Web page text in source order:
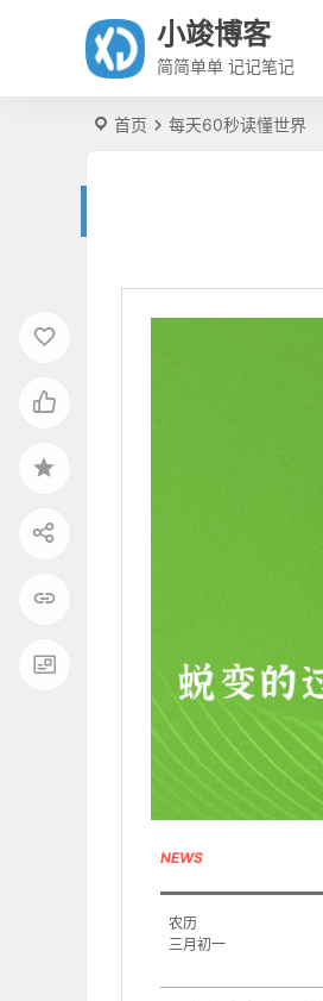
小竣博客
简简单单 记记笔记
首页 每天60秒读懂世界
NEWS
农历
三月初一